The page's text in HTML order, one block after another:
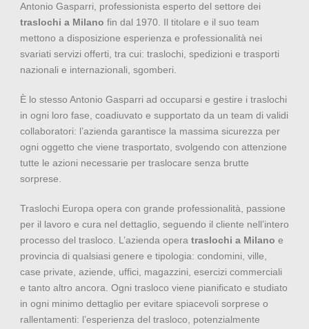
Antonio Gasparri, professionista esperto del settore dei
traslochi a Milano fin dal 1970. Il titolare e il suo team
mettono a disposizione esperienza e professionalità nei
svariati servizi offerti, tra cui: traslochi, spedizioni e trasporti
nazionali e internazionali, sgomberi.
È lo stesso Antonio Gasparri ad occuparsi e gestire i traslochi
in ogni loro fase, coadiuvato e supportato da un team di validi
collaboratori: l’azienda garantisce la massima sicurezza per
ogni oggetto che viene trasportato, svolgendo con attenzione
tutte le azioni necessarie per traslocare senza brutte
sorprese.
Traslochi Europa opera con grande professionalità, passione
per il lavoro e cura nel dettaglio, seguendo il cliente nell’intero
processo del trasloco. L’azienda opera traslochi a Milano e
provincia di qualsiasi genere e tipologia: condomini, ville,
case private, aziende, uffici, magazzini, esercizi commerciali
e tanto altro ancora. Ogni trasloco viene pianificato e studiato
in ogni minimo dettaglio per evitare spiacevoli sorprese o
rallentamenti: l’esperienza del trasloco, potenzialmente